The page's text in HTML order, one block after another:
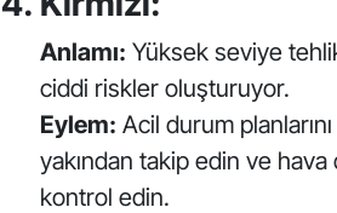
Anlamı: Yüksek seviye
ciddi riskler oluşturuyor.
Eylem: Acil durum
yakından takip edin ve
kontrol edin.